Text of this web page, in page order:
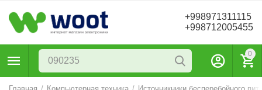
+998971311115
+998712005455
0